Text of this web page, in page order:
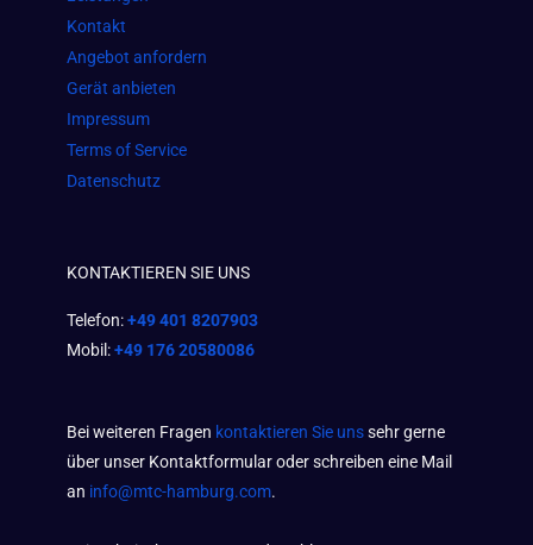
m
Kontakt
Angebot anfordern
Gerät anbieten
Impressum
Terms of Service
Datenschutz
KONTAKTIEREN SIE UNS
Telefon:+49 401 8207903
Mobil:+49 176 20580086
Bei weiteren Fragen kontaktieren Sie unssehr gerne
über unser Kontaktformular oder schreiben eine Mail
an info@mtc-hamburg.com.